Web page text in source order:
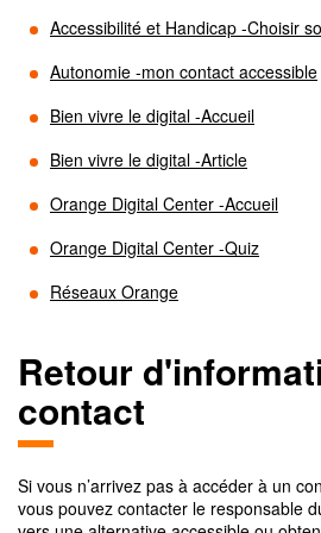
Accessibilité et Handicap -Choisir
Autonomie -mon contact accessible
Bien vivre le digital -Accueil
Bien vivre le digital -Article
Orange Digital Center -Accueil
Orange Digital Center -Quiz
Réseaux Orange
Retour
contact
Si vous n’arrivez pas à accéder à un
vous pouvez contacter le responsable